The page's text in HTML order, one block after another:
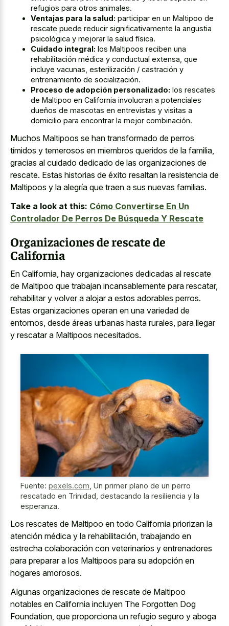
refugios para otros animales.
Ventajas para la salud: participar en un Maltipoo de
rescate puede reducir significativamente la angustia
psicológica y mejorar la salud física.
Cuidado integral: los Maltipoos reciben una
rehabilitación médica y conductual extensa, que
incluye vacunas, esterilización / castración y
entrenamiento de socialización.
Proceso de adopción personalizado: los rescates
de Maltipoo en California involucran a potenciales
dueños de mascotas en entrevistas y visitas a
domicilio para encontrar la mejor combinación.
Muchos Maltipoos se han transformado de perros
tímidos y temerosos en miembros queridos de la familia,
gracias al cuidado dedicado de las organizaciones de
rescate. Estas historias de éxito resaltan la resistencia de
Maltipoos y la alegría que traen a sus nuevas familias.
Take a look at this: Cómo Convertirse En Un
Controlador De Perros De Búsqueda Y Rescate
Organizaciones de rescate de
California
En California, hay organizaciones dedicadas al rescate
de Maltipoo que trabajan incansablemente para rescatar,
rehabilitar y volver a alojar a estos adorables perros.
Estas organizaciones operan en una variedad de
entornos, desde áreas urbanas hasta rurales, para llegar
y rescatar a Maltipoos necesitados.
Fuente: pexels.com Un primer plano de un perro
rescatado en Trinidad, destacando la resiliencia y la
esperanza.
Los rescates de Maltipoo en todo California priorizan la
atención médica y la rehabilitación, trabajando en
estrecha colaboración con veterinarios y entrenadores
para preparar a los Maltipoos para su adopción en
hogares amorosos.
Algunas organizaciones de rescate de Maltipoo
notables en California incluyen The Forgotten Dog
Foundation, que proporciona un refugio seguro y aboga